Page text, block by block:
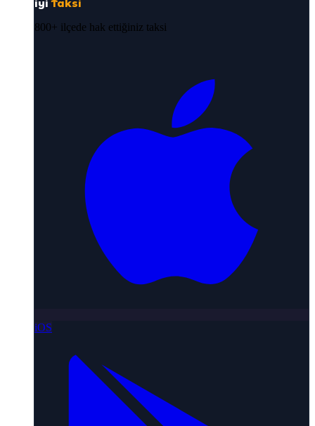
iyi Taksi
800+ ilçede hak ettiğiniz taksi
iOS